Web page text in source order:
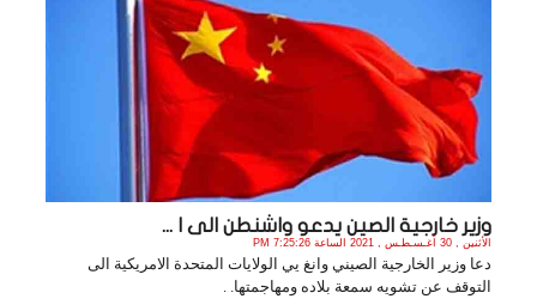
وزير خارجية الصين يدعو واشنطن الى ا ...
الأثنين , 30 أغـسـطـس , 2021 الساعة 7:25:26 PM
دعا وزير الخارجية الصيني وانغ يي الولايات المتحدة الامريكية الى
التوقف عن تشويه سمعة بلاده ومهاجمتها. .